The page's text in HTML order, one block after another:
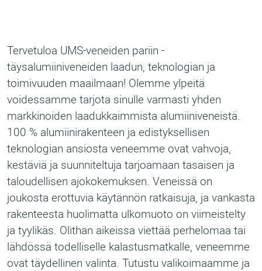
Tervetuloa UMS-veneiden pariin -
täysalumiiniveneiden laadun, teknologian ja
toimivuuden maailmaan! Olemme ylpeitä
voidessamme tarjota sinulle varmasti yhden
markkinoiden laadukkaimmista alumiiniveneistä.
100 % alumiinirakenteen ja edistyksellisen
teknologian ansiosta veneemme ovat vahvoja,
kestäviä ja suunniteltuja tarjoamaan tasaisen ja
taloudellisen ajokokemuksen. Veneissä on
joukosta erottuvia käytännön ratkaisuja, ja vankasta
rakenteesta huolimatta ulkomuoto on viimeistelty
ja tyylikäs. Olithan aikeissa viettää perhelomaa tai
lähdössä todelliselle kalastusmatkalle, veneemme
ovat täydellinen valinta. Tutustu valikoimaamme ja